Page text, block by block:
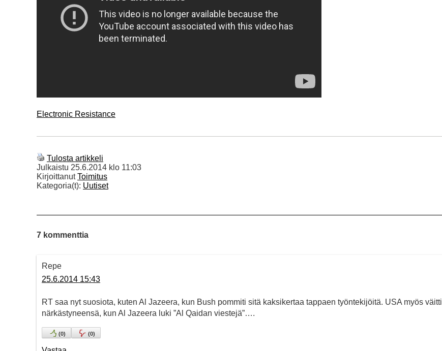
Electronic Resistance
Tulosta artikkeli
Julkaistu 25.6.2014 klo 11:03
KirjoittanutToimitus
Kategoria(t): Uutiset
7 kommenttia
Repe
25.6.2014 15:43
RT saa nyt suosiota, kuten Al Jazeera, kun Bush pommiti sitä kaksikertaa tappaen työntekijöitä. USA myös väitti
närkästyneensä, kun Al Jazeera luki ”Al Qaidan viestejä”….
(0) (0)